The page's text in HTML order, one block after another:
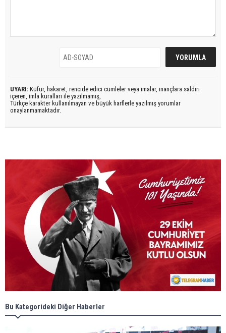
UYARI: Küfür, hakaret, rencide edici cümleler veya imalar, inançlara saldırı
içeren, imla kuralları ile yazılmamış,
Türkçe karakter kullanılmayan ve büyük harflerle yazılmış yorumlar
onaylanmamaktadır.
Bu Kategorideki Diğer Haberler